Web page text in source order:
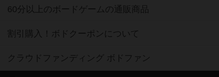
60分以上のボードゲームの通販商品
割引購入！ボドクーポンについて
クラウドファンディング ボドファン